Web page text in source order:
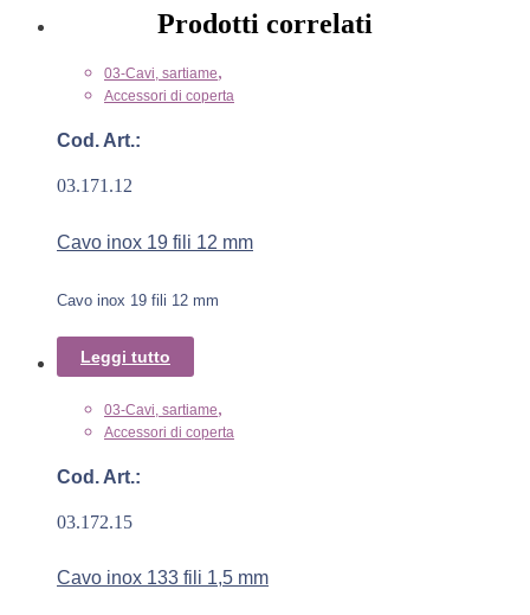
Prodotti correlati
03-Cavi, sartiame,
Accessori di coperta
Cod. Art.:
03.171.12
Cavo inox 19 fili 12 mm
Cavo inox 19 fili 12 mm
Leggi tutto
03-Cavi, sartiame,
Accessori di coperta
Cod. Art.:
03.172.15
Cavo inox 133 fili 1,5 mm